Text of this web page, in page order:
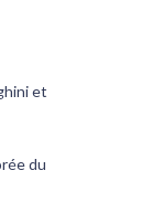
et
du